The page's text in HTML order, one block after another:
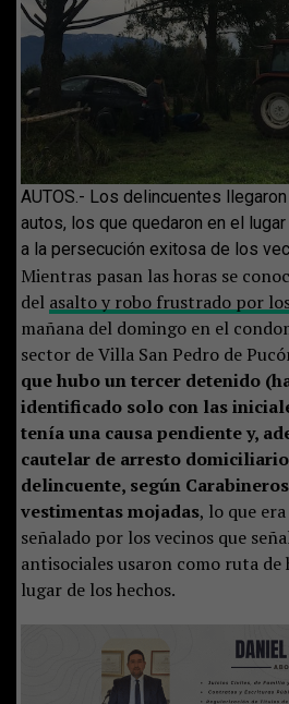
AUTOS.- Los delincuentes
autos, los que quedaron en el
a la persecución exitosa de los
Mientras pasan las horas se
del asalto y robo frustrado por
mañana del domingo en el
sector de Villa San Pedro de
que hubo un tercer detenido
identificado solo con las
tenía una causa pendiente y,
cautelar de arresto
delincuente, según
vestimentas mojadas, lo que
señalado por los vecinos que
antisociales usaron como ruta
lugar de los hechos.